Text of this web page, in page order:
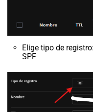
Elige tipo de
SPF